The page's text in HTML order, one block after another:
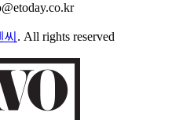
. All rights reserved